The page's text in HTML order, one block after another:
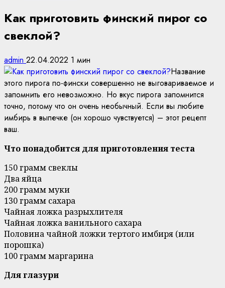
Как приготовить финский пирог со
свеклой?
admin 22.04.2022 1 мин
Название
этого пирога по-фински совершенно не выговариваемое и
запомнить его невозможно. Но вкус пирога запомнится
точно, потому что он очень необычный. Если вы любите
имбирь в выпечке (он хорошо чувствуется) – этот рецепт
ваш.
Что понадобится для приготовления теста
150 грамм свеклы
Два яйца
200 грамм муки
130 грамм сахара
Чайная ложка разрыхлителя
Чайная ложка ванильного сахара
Половина чайной ложки тертого имбиря (или
порошка)
100 грамм маргарина
Для глазури